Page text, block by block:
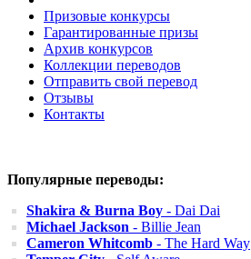
Призовые конкурсы
Гарантированные призы
Архив конкурсов
Коллекции переводов
Отправить свой перевод
Отзывы
Контакты
Популярные переводы:
Shakira & Burna Boy - Dai Dai
Michael Jackson - Billie Jean
Cameron Whitcomb - The Hard Way